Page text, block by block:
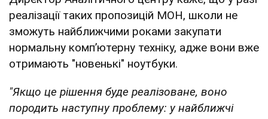
реалізації таких пропозицій МОН, школи не
зможуть найближчими роками закупати
нормальну компʼютерну техніку, адже вони вже
отримають "новенькі" ноутбуки.
"Якщо це рішення буде реалізоване, воно
породить наступну проблему: у найближчі